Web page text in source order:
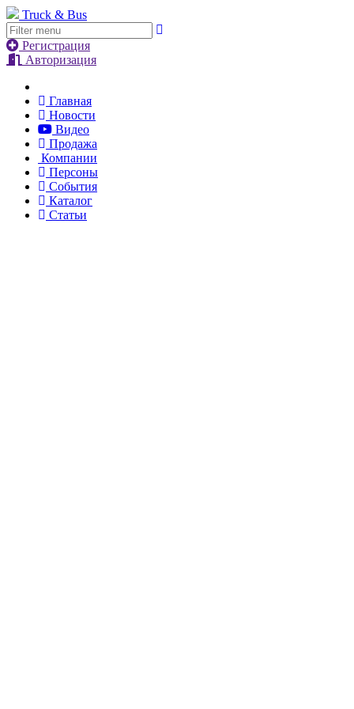
Truck & Bus
Регистрация
Авторизация
Главная
Новости
Видео
Продажа
Компании
Персоны
События
Каталог
Статьи